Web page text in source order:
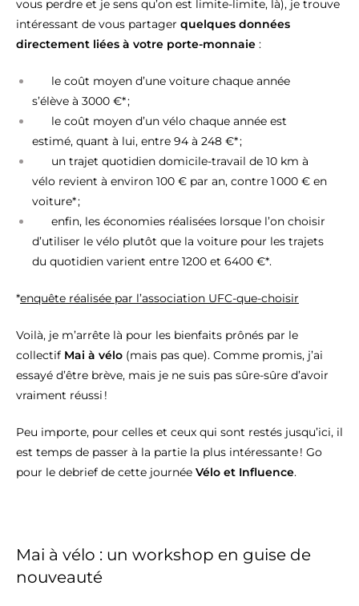
vous perdre et je sens qu’on est limite-limite, là), je trouve
intéressant de vous partager quelques données
directement liées à votre porte-monnaie :
le coût moyen d’une voiture chaque année
s’élève à 3000 €* ;
le coût moyen d’un vélo chaque année est
estimé, quant à lui, entre 94 à 248 €* ;
un trajet quotidien domicile-travail de 10 km à
vélo revient à environ 100 € par an, contre 1 000 € en
voiture* ;
enfin, les économies réalisées lorsque l’on choisir
d’utiliser le vélo plutôt que la voiture pour les trajets
du quotidien varient entre 1200 et 6400 €*.
*enquête réalisée par l’association UFC-que-choisir
Voilà, je m’arrête là pour les bienfaits prônés par le
collectif Mai à vélo (mais pas que). Comme promis, j’ai
essayé d’être brève, mais je ne suis pas sûre-sûre d’avoir
vraiment réussi !
Peu importe, pour celles et ceux qui sont restés jusqu’ici, il
est temps de passer à la partie la plus intéressante ! Go
pour le debrief de cette journée Vélo et Influence.
Mai à vélo : un workshop en guise de
nouveauté